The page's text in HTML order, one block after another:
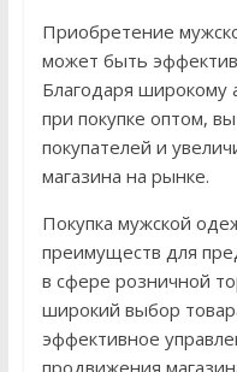
Приобретение
может быть
Благодаря широкому
при покупке оптом,
покупателей и
магазина на рынке.
Покупка мужской
преимуществ для
в сфере розничной
широкий выбор
эффективное
продвижения